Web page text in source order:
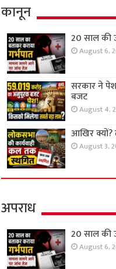
कानून
20 साल की
August 6,
सरकार ने
बजट
August 4,
आखिर क्यों?
August 3,
अपराध
20 साल की
August 6,